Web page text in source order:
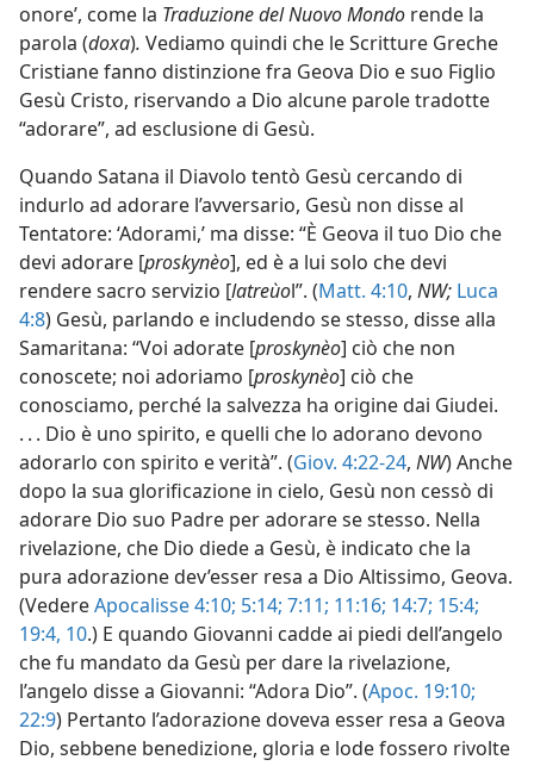
onore’, come la Traduzione del Nuovo Mondo rende la
parola (doxa). Vediamo quindi che le Scritture Greche
Cristiane fanno distinzione fra Geova Dio e suo Figlio
Gesù Cristo, riservando a Dio alcune parole tradotte
“adorare”, ad esclusione di Gesù.
Quando Satana il Diavolo tentò Gesù cercando di
indurlo ad adorare l’avversario, Gesù non disse al
Tentatore: ‘Adorami,’ ma disse: “È Geova il tuo Dio che
devi adorare [proskynèo], ed è a lui solo che devi
rendere sacro servizio [latreùol”. (Matt. 4:10, NW; Luca
4:8) Gesù, parlando e includendo se stesso, disse alla
Samaritana: “Voi adorate [proskynèo] ciò che non
conoscete; noi adoriamo [proskynèo] ciò che
conosciamo, perché la salvezza ha origine dai Giudei.
. . . Dio è uno spirito, e quelli che lo adorano devono
adorarlo con spirito e verità”. (Giov. 4:22-24, NW) Anche
dopo la sua glorificazione in cielo, Gesù non cessò di
adorare Dio suo Padre per adorare se stesso. Nella
rivelazione, che Dio diede a Gesù, è indicato che la
pura adorazione dev’esser resa a Dio Altissimo, Geova.
(VedereApocalisse 4:10; 5:14; 7:11; 11:16; 14:7; 15:4;
19:4, 10.) E quando Giovanni cadde ai piedi dell’angelo
che fu mandato da Gesù per dare la rivelazione,
l’angelo disse a Giovanni: “Adora Dio”. (Apoc. 19:10;
22:9) Pertanto l’adorazione doveva esser resa a Geova
Dio, sebbene benedizione, gloria e lode fossero rivolte